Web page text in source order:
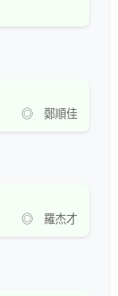
◎ 鄭順佳
◎ 羅杰才